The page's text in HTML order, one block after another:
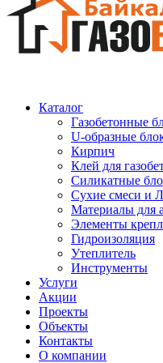
Каталог
Газобетонные
U-образные
Кирпич
Клей для
Силикатные
Сухие смеси и
Материалы для
Элементы
Гидроизоляция
Утеплитель
Инструменты
Услуги
Акции
Проекты
Объекты
Контакты
О компании